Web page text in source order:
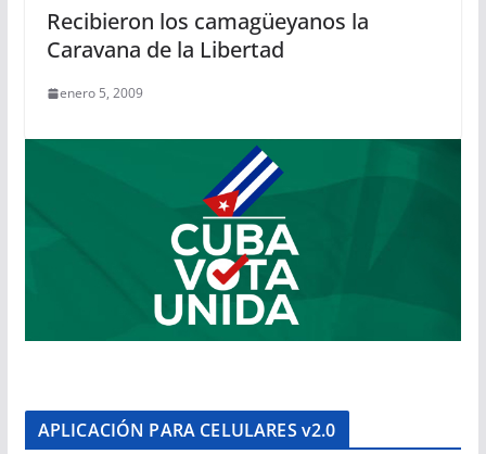
Recibieron los camagüeyanos la
Caravana de la Libertad
enero 5, 2009
APLICACIÓN PARA CELULARES v2.0